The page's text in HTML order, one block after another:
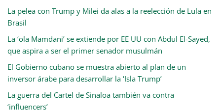
La pelea con Trump y Milei da alas a la reelección de Lula en
Brasil
La ‘ola Mamdani’ se extiende por EE UU con Abdul El-Sayed,
que aspira a ser el primer senador musulmán
El Gobierno cubano se muestra abierto al plan de un
inversor árabe para desarrollar la ‘Isla Trump’
La guerra del Cartel de Sinaloa también va contra
‘influencers’